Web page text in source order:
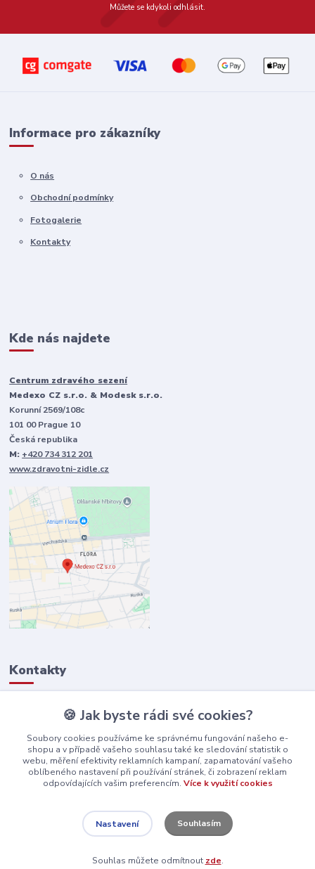
Můžete se kdykoli odhlásit.
Informace pro zákazníky
O nás
Obchodní podmínky
Fotogalerie
Kontakty
Kde nás najdete
Centrum zdravého sezení
Medexo CZ s.r.o. & Modesk s.r.o.
Korunní 2569/108c
101 00 Prague 10
Česká republika
M: +420 734 312 201
www.zdravotni-zidle.cz
Kontakty
+420 734 312 201
info@zdravotni-zidle.cz
Vytvořeno na
Eshop-rychle.cz
🍪 Jak byste rádi své cookies?
Soubory cookies používáme ke správnému fungování našeho e-
shopu a v případě vašeho souhlasu také ke sledování statistik o
webu, měření efektivity reklamních kampaní, zapamatování vašeho
oblíbeného nastavení při používání stránek, či zobrazení reklam
odpovídajících vašim preferencím. Více k využití cookies
Nastavení Souhlasím
Souhlas můžete odmítnout zde.